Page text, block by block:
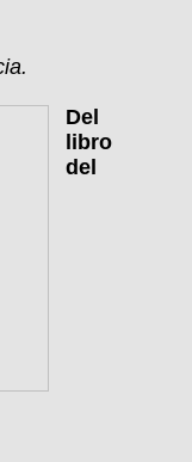
Del
libro
del